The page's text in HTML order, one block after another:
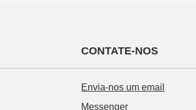
CONTATE-NOS
Envia-nos um email
Messenger